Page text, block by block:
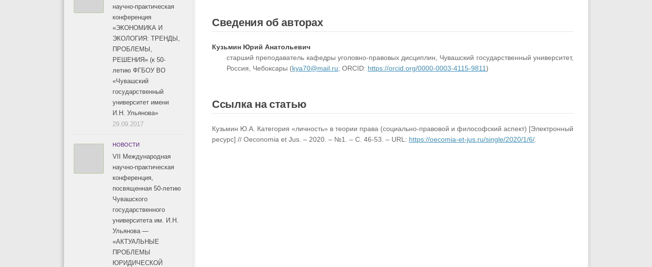
Сведения об авторах
Кузьмин Юрий Анатольевич
старший преподаватель кафедры уголовно-правовых дисциплин, Чувашский государственный университет,
Россия, Чебоксары (kya70@mail.ru; ORCID: https://orcid.org/0000-0003-4115-9811)
Ссылка на статью
Кузьмин Ю.А. Категория «личность» в теории права (социально-правовой и философский аспект) [Электронный
ресурс] // Oeconomia et Jus. – 2020. – №1. – С. 46-53. – URL: https://oecomia-et-jus.ru/single/2020/1/6/
научно-практическая
конференция
«ЭКОНОМИКА И
ЭКОЛОГИЯ: ТРЕНДЫ,
ПРОБЛЕМЫ,
РЕШЕНИЯ» (к 50-
летию ФГБОУ ВО
«Чувашский
государственный
университет имени
И.Н. Ульянова»
29.09.2017
НОВОСТИ
VII Международная
научно-практическая
конференция,
посвященная 50-летию
Чувашского
государственного
университета им. И.Н.
Ульянова —
«АКТУАЛЬНЫЕ
ПРОБЛЕМЫ
ЮРИДИЧЕСКОЙ